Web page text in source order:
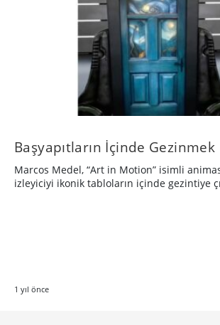
Başyapıtların İçinde Gezinmek
Marcos Medel, “Art in Motion” isimli
izleyiciyi ikonik tabloların içinde gezintiye
1 yıl önce